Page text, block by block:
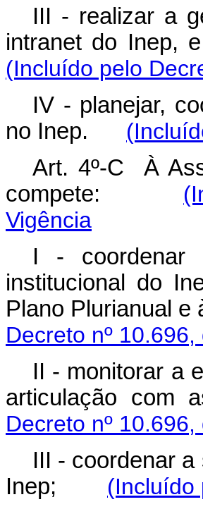
III - realizar a
intranet do
(Incluído pelo
IV - planejar,
no Inep.
Art. 4º-C À
compete:
Vigência
I - coordenar
institucional do
Plano Plurianual
Decreto nº
II - monitorar a
articulação
Decreto nº
III - coordenar
Inep; (Incluído